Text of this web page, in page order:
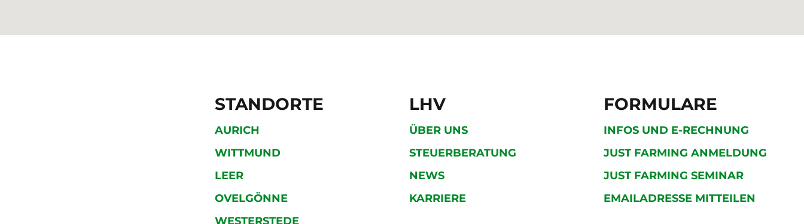
STANDORTE
AURICH
WITTMUND
LEER
OVELGÖNNE
WESTERSTEDE
LHV
ÜBER UNS
STEUERBERATUNG
NEWS
KARRIERE
FORMULARE
INFOS UND E-RECHNUNG
JUST FARMING ANMELDUNG
JUST FARMING SEMINAR
EMAILADRESSE MITTEILEN